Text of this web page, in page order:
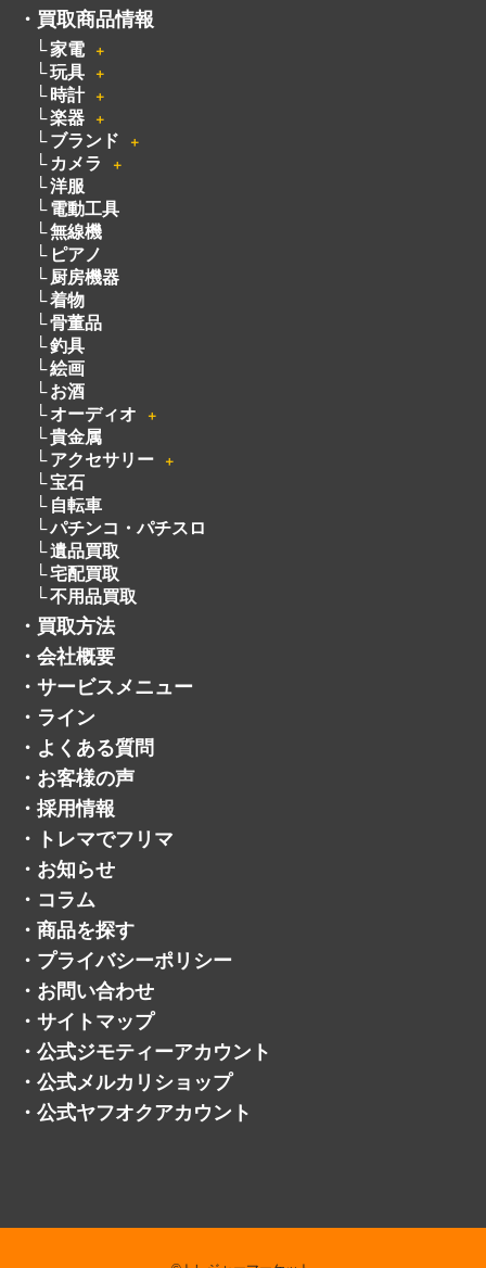
・ 買取商品情報
家電 ＋
玩具 ＋
時計 ＋
楽器 ＋
ブランド ＋
カメラ ＋
洋服
電動工具
無線機
ピアノ
厨房機器
着物
骨董品
釣具
絵画
お酒
オーディオ
＋
貴金属
アクセサリー
＋
宝石
自転車
パチンコ・パチスロ
遺品買取
宅配買取
不用品買取
・ 買取方法
・ 会社概要
・ サービスメニュー
・ ライン
・ よくある質問
・ お客様の声
・ 採用情報
・
トレマでフリマ
・ お知らせ
・ コラム
・ 商品を探す
・ プライバシーポリシー
・ お問い合わせ
・ サイトマップ
・ 公式ジモティーアカウント
・ 公式メルカリショップ
・ 公式ヤフオクアカウント